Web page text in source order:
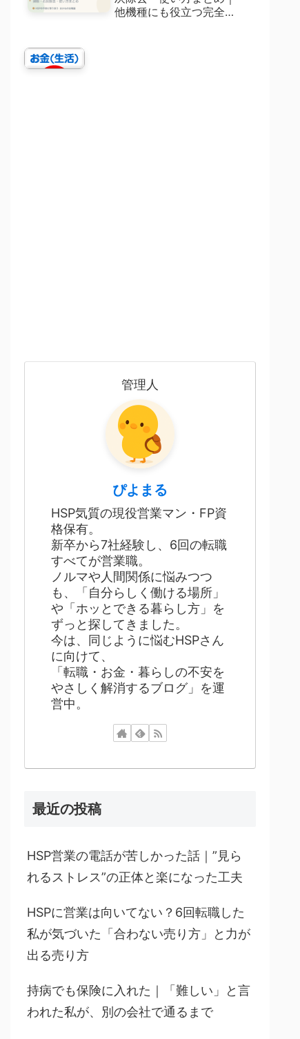
他機種にも役立つ完全ガ
管理人
ぴよまる
HSP気質の現役営業マン・FP資
格保有。
新卒から7社経験し、6回の転職
すべてが営業職。
ノルマや人間関係に悩みつつ
も、「自分らしく働ける場所」
や「ホッとできる暮らし方」を
ずっと探してきました。
今は、同じように悩むHSPさん
に向けて、
「転職・お金・暮らしの不安を
やさしく解消するブログ」を運
営中。
最近の投稿
HSP営業の電話が苦しかった話｜”見ら
れるストレス”の正体と楽になった工夫
HSPに営業は向いてない？6回転職した
私が気づいた「合わない売り方」と力が
出る売り方
持病でも保険に入れた｜「難しい」と言
われた私が、別の会社で通るまで